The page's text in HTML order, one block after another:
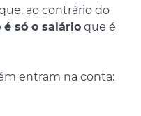
ao contrário do
é só o salário que é
entram na conta: